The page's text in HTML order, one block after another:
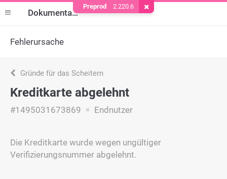
Dokumentation
Fehlerursache
Gründe für das Scheitern
Kreditkarte abgelehnt
#1495031673869 Endnutzer
Die Kreditkarte wurde wegen ungültiger
Verifizierungsnummer abgelehnt.
Preprod 2.220.6 Cookie entfernen